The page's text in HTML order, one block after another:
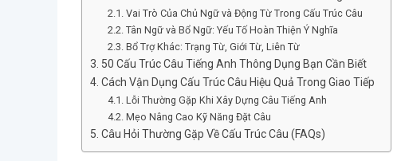
Vai Trò Của Chủ Ngữ và Động Từ Trong Cấu Trúc Câu
Tân Ngữ và Bổ Ngữ: Yếu Tố Hoàn Thiện Ý Nghĩa
Bổ Trợ Khác: Trạng Từ, Giới Từ, Liên Từ
50 Cấu Trúc Câu Tiếng Anh Thông Dụng Bạn Cần Biết
Cách Vận Dụng Cấu Trúc Câu Hiệu Quả Trong Giao Tiếp
Lỗi Thường Gặp Khi Xây Dựng Câu Tiếng Anh
Mẹo Nâng Cao Kỹ Năng Đặt Câu
Câu Hỏi Thường Gặp Về Cấu Trúc Câu (FAQs)